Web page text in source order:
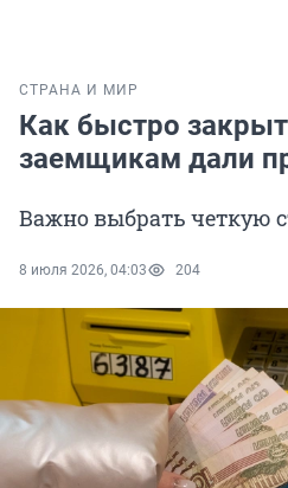
СТРАНА И МИР
Как быстро
заемщикам дали
Важно выбрать четкую
8 июля 2026, 04:03 204